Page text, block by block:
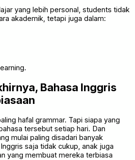
yang lebih personal, students tidak
akademik, tetapi juga dalam:
Bahasa Inggris
hafal grammar. Tapi siapa yang
tersebut setiap hari. Dan
mulai paling disadari banyak
saja tidak cukup, anak juga
yang membuat mereka terbiasa